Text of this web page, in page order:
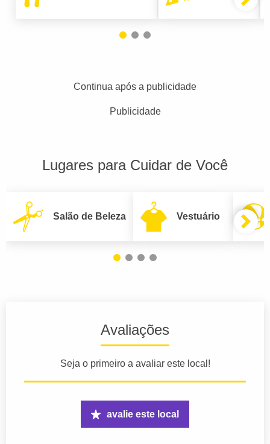
Continua após a publicidade
Publicidade
Lugares para Cuidar de Você
Salão de Beleza Vestuário
Avaliações
Seja o primeiro a avaliar este local!
avalie este local